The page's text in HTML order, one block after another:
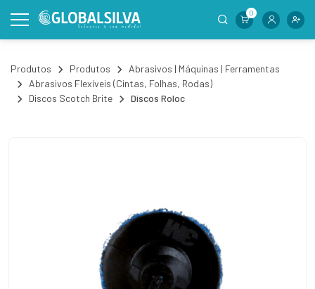
0
Produtos Produtos
Abrasivos | Máquinas | Ferramentas
Abrasivos Flexíveis (Cintas, Folhas, Rodas)
Discos Scotch Brite
Discos Roloc